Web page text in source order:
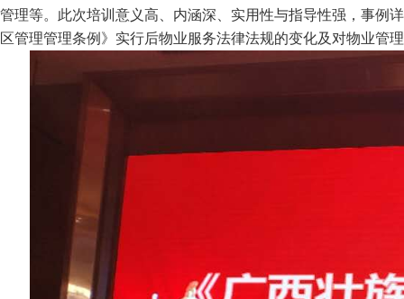
管理等。此次培训意义高、内涵深、实用性与指导性强，事例
区管理管理条例》实行后物业服务法律法规的变化及对物业管